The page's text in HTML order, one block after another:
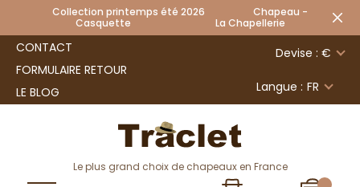
Collection printemps été 2026 Chapeau -
Casquette La Chapellerie
CONTACT
FORMULAIRE RETOUR
LE BLOG
Devise : €
Langue : FR
Le plus grand choix de chapeaux en France